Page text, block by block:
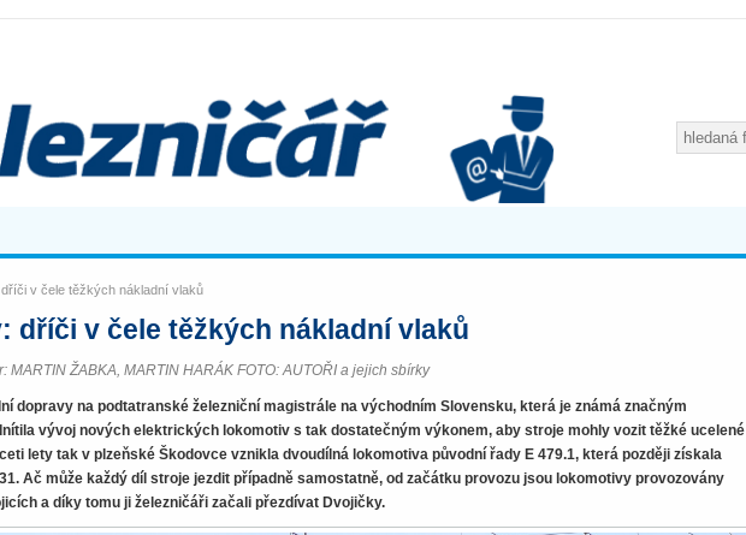
v čele těžkých nákladní vlaků
dříči v čele těžkých nákladní vlaků
MARTIN ŽABKA, MARTIN HARÁK FOTO: AUTOŘI a jejich sbírky
dopravy na podtatranské železniční magistrále na východním Slovensku, která je známá značným
vývoj nových elektrických lokomotiv s tak dostatečným výkonem, aby stroje mohly vozit těžké ucelené
lety tak v plzeňské Škodovce vznikla dvoudílná lokomotiva původní řady E 479.1, která později získala
Ač může každý díl stroje jezdit případně samostatně, od začátku provozu jsou lokomotivy provozovány
a díky tomu ji železničáři začali přezdívat Dvojičky.